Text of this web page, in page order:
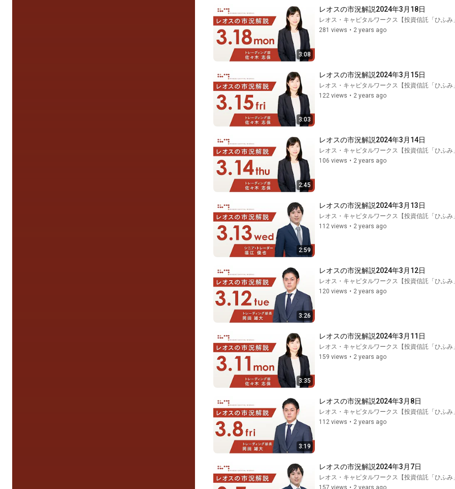
3:08
レオスの市況解説2024年3月18日
レオス・キャピタルワークス【投資信託「ひふみ
281 views • 2 years ago
3:03
レオスの市況解説2024年3月15日
レオス・キャピタルワークス【投資信託「ひふみ
122 views • 2 years ago
2:45
レオスの市況解説2024年3月14日
レオス・キャピタルワークス【投資信託「ひふみ
106 views • 2 years ago
2:59
レオスの市況解説2024年3月13日
レオス・キャピタルワークス【投資信託「ひふみ
112 views • 2 years ago
3:26
レオスの市況解説2024年3月12日
レオス・キャピタルワークス【投資信託「ひふみ
120 views • 2 years ago
3:35
レオスの市況解説2024年3月11日
レオス・キャピタルワークス【投資信託「ひふみ
159 views • 2 years ago
3:19
レオスの市況解説2024年3月8日
レオス・キャピタルワークス【投資信託「ひふみ
112 views • 2 years ago
レオスの市況解説2024年3月7日
レオス・キャピタルワークス【投資信託「ひふみ
157 views • 2 years ago